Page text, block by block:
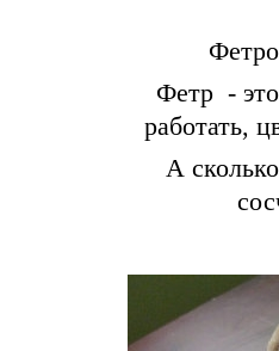
Фетр -
работать,
А